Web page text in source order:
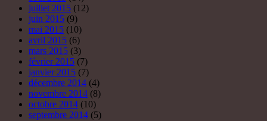
juillet 2015 (12)
juin 2015 (9)
mai 2015 (10)
avril 2015 (6)
mars 2015 (3)
février 2015 (7)
janvier 2015 (7)
décembre 2014 (4)
novembre 2014 (8)
octobre 2014 (10)
septembre 2014 (5)